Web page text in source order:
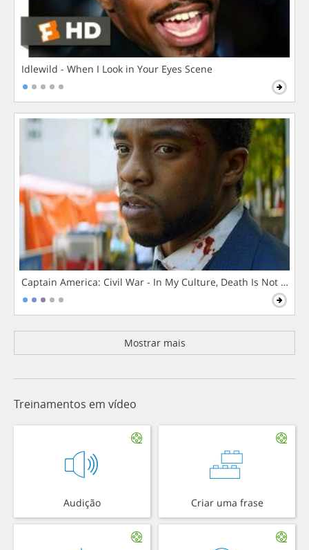
Idlewild - When I Look in Your Eyes Scene
Captain America: Civil War - In My Culture, Death Is Not The
Mostrar mais
Treinamentos em vídeo
Audição Criar uma frase